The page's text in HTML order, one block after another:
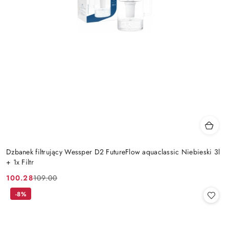
Dzbanek filtrujący Wessper D2 FutureFlow aquaclassic Niebieski 3l
+ 1x Filtr
Cena
promocyjna:
100.28
Cena
przed
109.00
-8%